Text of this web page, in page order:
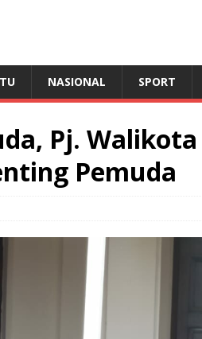
NASIONAL SPORT
Pj. Walikota
Pemuda